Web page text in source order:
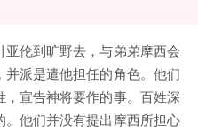
伦到旷野去，与弟弟摩西会
派是遣他担任的角色。他们
宣告神将要作的事。百姓深
他们并没有提出摩西所担心